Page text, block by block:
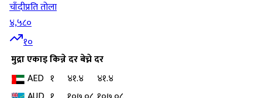
चाँदीप्रति तोला
४,५८०
१०
मुद्राएकाइकिन्ने दरबेच्ने दर
AED १ ४१.४
४१.४